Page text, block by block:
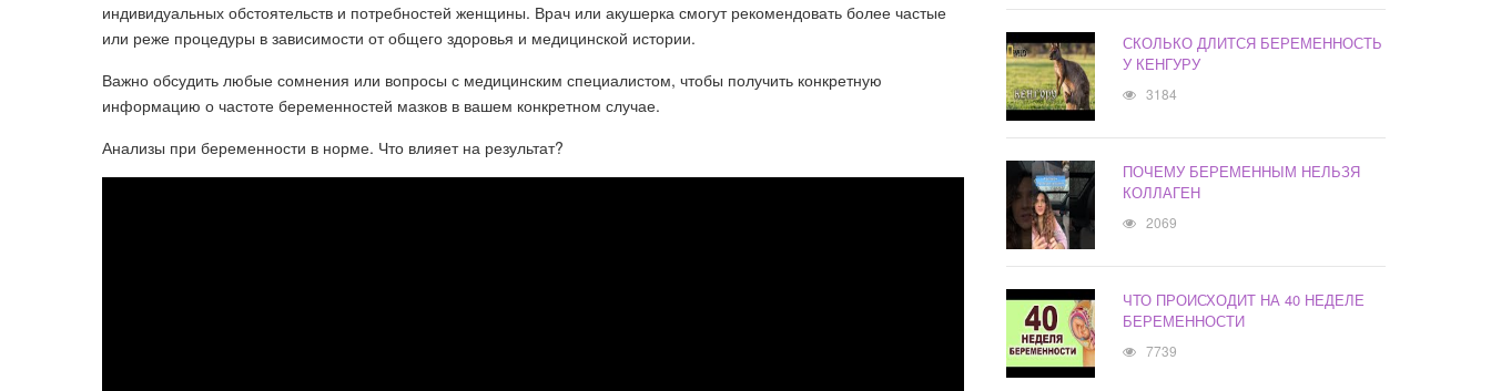
индивидуальных обстоятельств и потребностей женщины. Врач или акушерка смогут рекомендовать более частые
или реже процедуры в зависимости от общего здоровья и медицинской истории.
Важно обсудить любые сомнения или вопросы с медицинским специалистом, чтобы получить конкретную
информацию о частоте беременностей мазков в вашем конкретном случае.
Анализы при беременности в норме. Что влияет на результат?
СКОЛЬКО ДЛИТСЯ БЕРЕМЕННОСТЬ
У КЕНГУРУ
3184
ПОЧЕМУ БЕРЕМЕННЫМ НЕЛЬЗЯ
КОЛЛАГЕН
2069
ЧТО ПРОИСХОДИТ НА 40 НЕДЕЛЕ
БЕРЕМЕННОСТИ
7739